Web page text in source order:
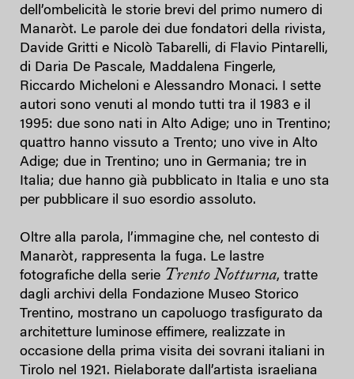
dell’ombelicità le storie brevi del primo numero di
Manaròt. Le parole dei due fondatori della rivista,
Davide Gritti e Nicolò Tabarelli, di Flavio Pintarelli,
di Daria De Pascale, Maddalena Fingerle,
Riccardo Micheloni e Alessandro Monaci. I sette
autori sono venuti al mondo tutti tra il 1983 e il
1995: due sono nati in Alto Adige; uno in Trentino;
quattro hanno vissuto a Trento; uno vive in Alto
Adige; due in Trentino; uno in Germania; tre in
Italia; due hanno già pubblicato in Italia e uno sta
per pubblicare il suo esordio assoluto.
Oltre alla parola, l’immagine che, nel contesto di
Manaròt, rappresenta la fuga. Le lastre
fotografiche della serie Trento Notturna, tratte
dagli archivi della Fondazione Museo Storico
Trentino, mostrano un capoluogo trasfigurato da
architetture luminose effimere, realizzate in
occasione della prima visita dei sovrani italiani in
Tirolo nel 1921. Rielaborate dall’artista israeliana